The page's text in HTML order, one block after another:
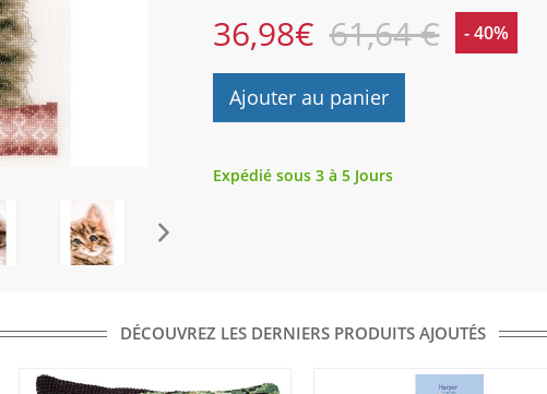
36,98€ 61,64 € - 40%
Ajouter au panier
Expédié sous 3 à 5 Jours
DÉCOUVREZ LES DERNIERS PRODUITS AJOUTÉS